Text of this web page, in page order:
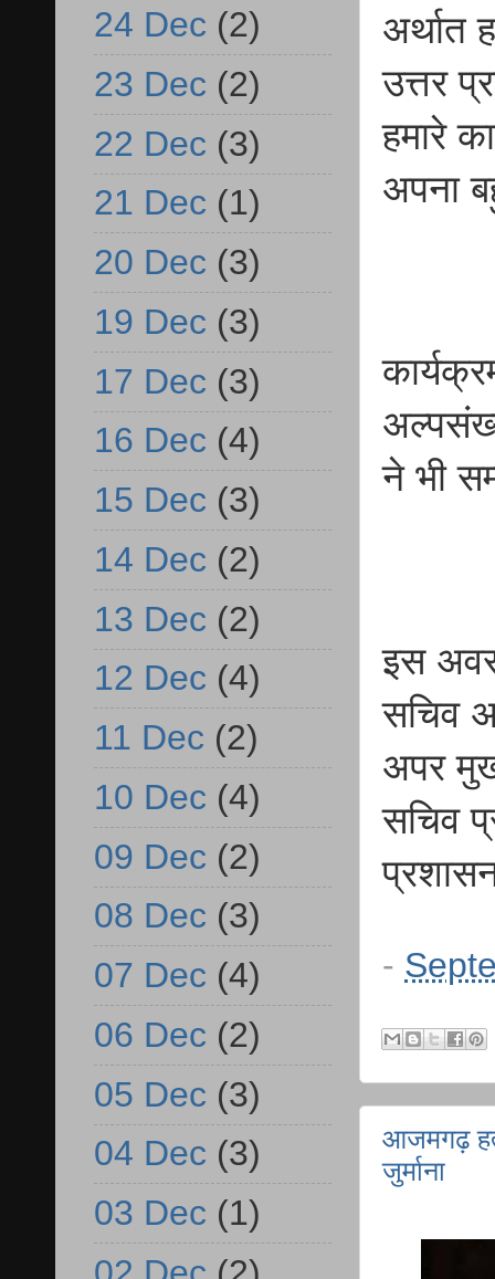
अर्थात
उत्तर
हमारे
अपना
ने भी
इस
सचिव
अपर
सचिव
-
आजमगढ़
जुर्माना
24 Dec (2)
23 Dec (2)
22 Dec (3)
21 Dec (1)
20 Dec (3)
19 Dec (3)
17 Dec (3)
16 Dec (4)
15 Dec (3)
14 Dec (2)
13 Dec (2)
12 Dec (4)
11 Dec (2)
10 Dec (4)
09 Dec (2)
08 Dec (3)
07 Dec (4)
06 Dec (2)
05 Dec (3)
04 Dec (3)
03 Dec (1)